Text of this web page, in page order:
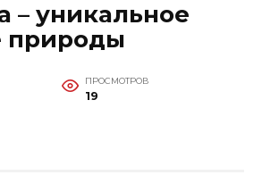
– уникальное
природы
ПРОСМОТРОВ
19